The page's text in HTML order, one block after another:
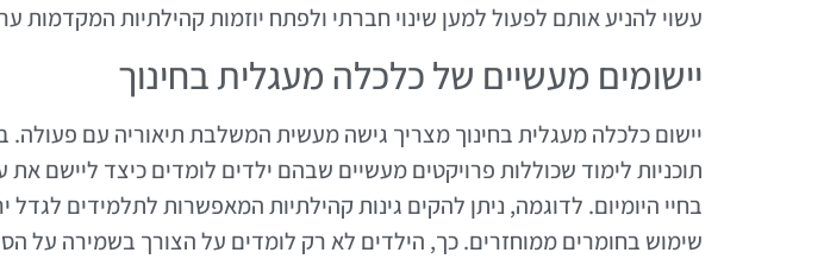
עשוי להניע אותם לפעול למען שינוי חברתי ולפתח יוזמות קהילתיות המקדמות
יישומים מעשיים של כלכלה מעגלית בחינוך
יישום כלכלה מעגלית בחינוך מצריך גישה מעשית המשלבת תיאוריה עם פעולה.
תוכניות לימוד שכוללות פרויקטים מעשיים שבהם ילדים לומדים כיצד ליישם
בחיי היומיום. לדוגמה, ניתן להקים גינות קהילתיות המאפשרות לתלמידים לגדל
שימוש בחומרים ממוחזרים. כך, הילדים לא רק לומדים על הצורך בשמירה על